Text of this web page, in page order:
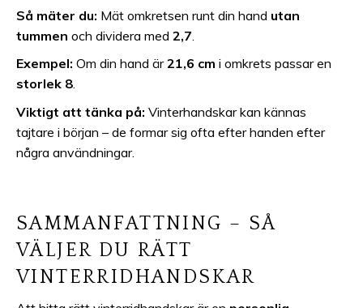
Så mäter du: Mät omkretsen runt din hand utan
tummen och dividera med 2,7
Exempel: Om din hand är21,6 cm i omkrets passar en
storlek 8.
Viktigt att tänka på: Vinterhandskar kan kännas
tajtare i början – de formar sig ofta efter handen efter
några användningar.
SAMMANFATTNING – SÅ
VÄLJER DU RÄTT
VINTERRIDHANDSKAR